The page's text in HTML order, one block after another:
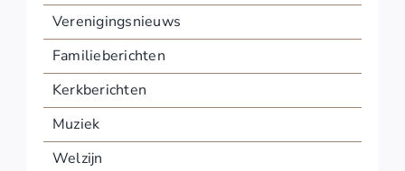
Verenigingsnieuws
Familieberichten
Kerkberichten
Muziek
Welzijn